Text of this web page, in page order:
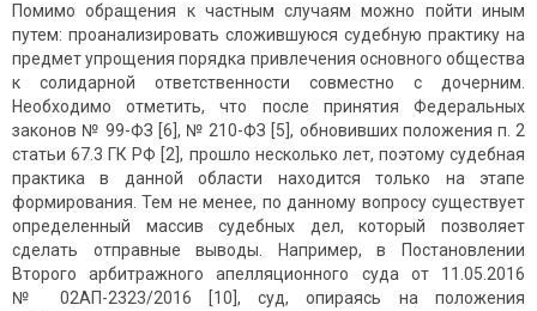
Помимо обращения к частным случаям можно пойти иным
путем: проанализировать сложившуюся судебную практику на
предмет упрощения порядка привлечения основного общества
к солидарной ответственности совместно с дочерним.
Необходимо отметить, что после принятия Федеральных
законов № 99-ФЗ [6], № 210-ФЗ [5], обновивших положения п. 2
статьи 67.3 ГК РФ [2], прошло несколько лет, поэтому судебная
практика в данной области находится только на этапе
формирования. Тем не менее, по данному вопросу существует
определенный массив судебных дел, который позволяет
сделать отправные выводы. Например, в Постановлении
Второго арбитражного апелляционного суда от 11.05.2016
№ 02АП-2323/2016 [10], суд, опираясь на положения